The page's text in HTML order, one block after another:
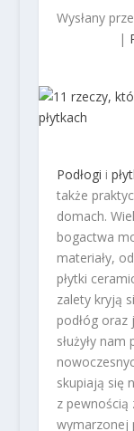
Wysłany
|
Podłogi i
także
domach.
bogactwa
materiały,
płytki
zalety kryją
podłóg
służyły nam
skupiają się
z pewnością
wymarzonej